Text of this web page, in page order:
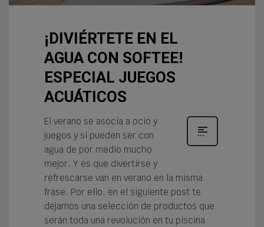
¡DIVIÉRTETE EN EL
AGUA CON SOFTEE!
ESPECIAL JUEGOS
ACUÁTICOS
El verano se asocia a ocio y
juegos y si pueden ser con
agua de por medio mucho
mejor. Y es que divertirse y
refrescarse van en verano en la misma
frase. Por ello, en el siguiente post te
dejamos una selección de productos que
serán toda una revolución en tu piscina